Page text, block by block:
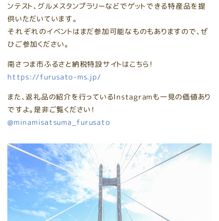
ンテスト、グルメスタンプラリーなどでゲットできる特産品を提
供いただいています。
それぞれのイベントはまだ参加可能なものもありますので、ぜ
ひご参加ください。
南さつま市ふるさと納税特設サイトはこちら！
https://furusato-ms.jp/
また、返礼品の紹介を行っているInstagramも一見の価値あり
ですよ。是非ご覧ください！
@minamisatsuma_furusato